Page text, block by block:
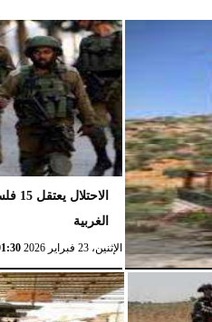
الغربية
الإثنين، 23 فبراير 2026 01:30